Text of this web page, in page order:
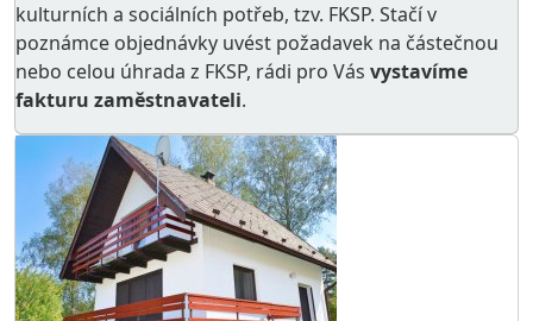
kulturních a sociálních potřeb, tzv. FKSP. Stačí v
poznámce objednávky uvést požadavek na částečnou
nebo celou úhrada z FKSP, rádi pro Vás vystavíme
fakturu zaměstnavateli.